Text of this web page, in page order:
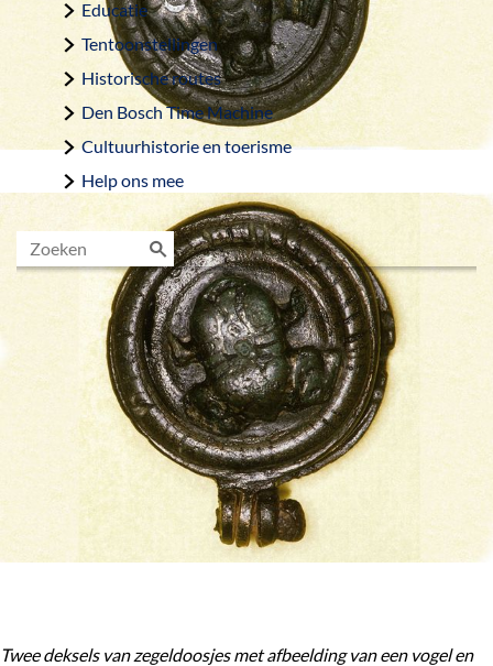
Educatie
Tentoonstellingen
Historische routes
Den Bosch Time Machine
Cultuurhistorie en toerisme
Help ons mee
Z
o
e
k
e
n
Twee deksels van zegeldoosjes met afbeelding van een vogel en